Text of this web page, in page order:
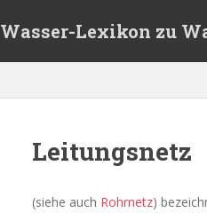
Wasser-Lexikon zu
Leitungsnetz
(siehe auch Rohrnetz)